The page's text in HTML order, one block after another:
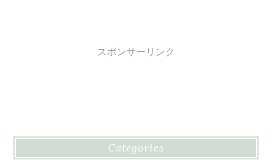
スポンサーリンク
Categories